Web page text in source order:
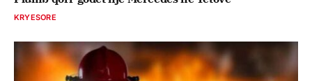
KRYESORE